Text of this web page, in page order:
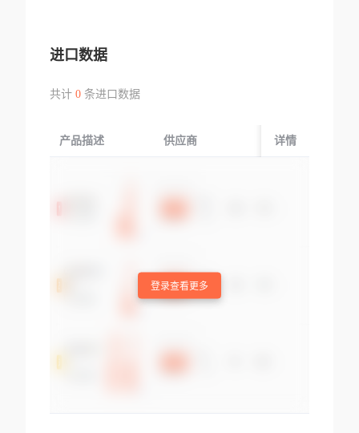
进口数据
共计 0条进口数据
产品描述 供应商 起运国/地区
详情
登录查看更多